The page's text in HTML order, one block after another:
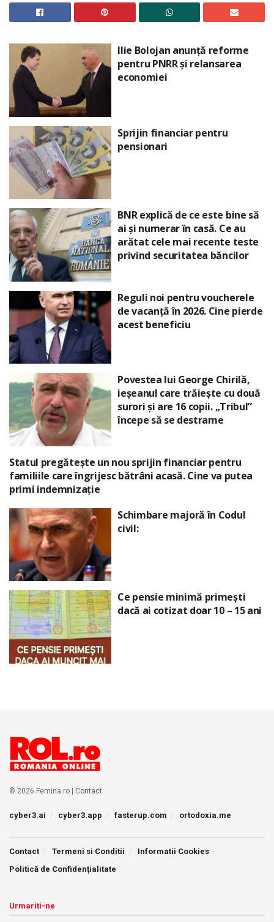
Ilie Bolojan anunță reforme
pentru PNRR și relansarea
economiei
Sprijin financiar pentru
pensionari
BNR explică de ce este bine să
ai și numerar în casă. Ce au
arătat cele mai recente teste
privind securitatea băncilor
Reguli noi pentru voucherele
de vacanță în 2026. Cine pierde
acest beneficiu
Povestea lui George Chirilă,
ieșeanul care trăiește cu două
surori și are 16 copii. „Tribul”
începe să se destrame
Statul pregătește un nou sprijin financiar pentru
familiile care îngrijesc bătrâni acasă. Cine va putea
primi indemnizație
Schimbare majoră în Codul
civil:
Ce pensie minimă primești
dacă ai cotizat doar 10 – 15 ani
© 2026 Femina.ro | Contact
cyber3.ai cyber3.app fasterup.com ortodoxia.me
Contact Termeni si Conditii
Informatii Cookies
Politică de Confidențialitate
Urmariti-ne